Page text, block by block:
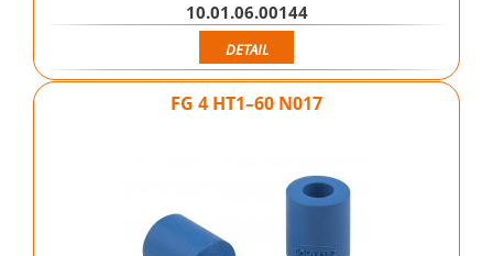
10.01.06.00144
DETAIL
FG 4 HT1–60 N017